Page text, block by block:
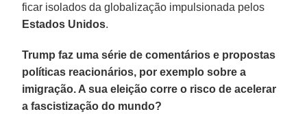
ficar isolados da globalização impulsionada pelos
Estados Unidos.
Trump faz uma série de comentários e propostas
políticas reacionários, por exemplo sobre a
imigração. A sua eleição corre o risco de acelerar
a fascistização do mundo?